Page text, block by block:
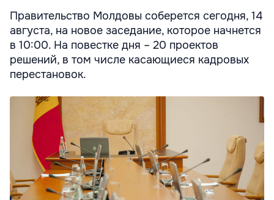
Правительство Молдовы соберется сегодня, 14
августа, на новое заседание, которое начнется
в 10:00. На повестке дня – 20 проектов
решений, в том числе касающиеся кадровых
перестановок.